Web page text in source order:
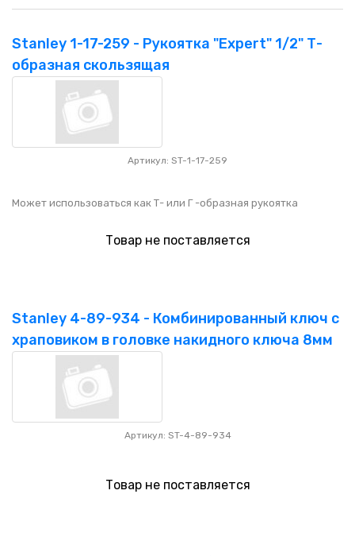
Stanley 1-17-259 - Рукоятка "Expert" 1/2" Т-
образная скользящая
Артикул: ST-1-17-259
Может использоваться как Т- или Г -образная рукоятка
Товар не поставляется
Stanley 4-89-934 - Комбинированный ключ с
храповиком в головке накидного ключа 8мм
Артикул: ST-4-89-934
Товар не поставляется